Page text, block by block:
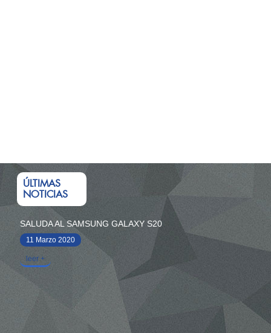
ÚLTIMAS
NOTICIAS
SALUDA AL SAMSUNG GALAXY S20
11 Marzo 2020
leer +